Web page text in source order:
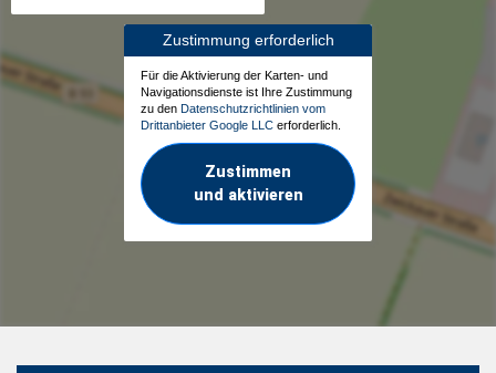
Zustimmung erforderlich
Für die Aktivierung der Karten- und
Navigationsdienste ist Ihre Zustimmung
zu den Datenschutzrichtlinien vom
Drittanbieter Google LLC erforderlich.
Zustimmen
und aktivieren